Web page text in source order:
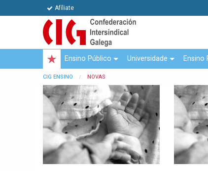
Afíliate
Ensino Público Universidade Ensino
CIG ENSINO NOVAS